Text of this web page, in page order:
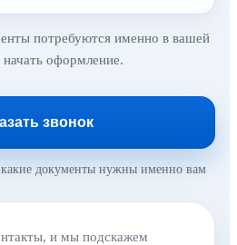
потребуются именно в вашей
оформление.
звонок
документы нужны именно вам
и мы подскажем